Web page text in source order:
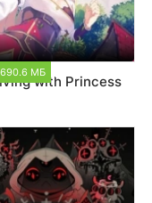
690.6 МБ
with Princess